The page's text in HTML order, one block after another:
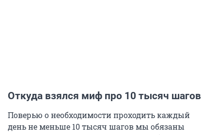
Откуда взялся миф про 10 тысяч шагов
Поверью о необходимости проходить каждый
день не меньше 10 тысяч шагов мы обязаны